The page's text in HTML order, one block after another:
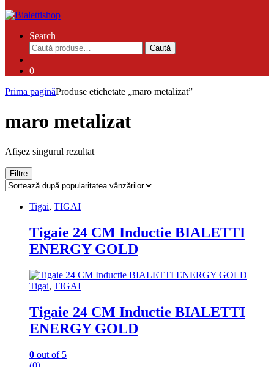
Search
Caută
după:
Caută
0
Prima paginăProduse etichetate „maro metalizat”
maro metalizat
Afișez singurul rezultat
Filtre
Tigai, TIGAI
Tigaie 24 CM Inductie BIALETTI
ENERGY GOLD
Tigai, TIGAI
Tigaie 24 CM Inductie BIALETTI
ENERGY GOLD
0 out of 5